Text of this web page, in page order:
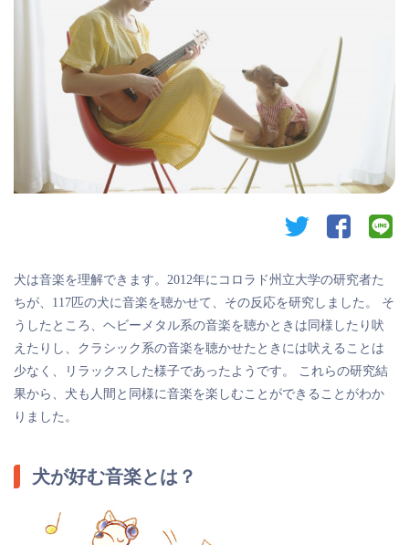
twitter facebook
犬は音楽を理解できます。2012年にコロラド州立大学の研究者た
ちが、117匹の犬に音楽を聴かせて、その反応を研究しました。 そ
うしたところ、ヘビーメタル系の音楽を聴かときは同様したり吠
えたりし、クラシック系の音楽を聴かせたときには吠えることは
少なく、リラックスした様子であったようです。 これらの研究結
果から、犬も人間と同様に音楽を楽しむことができることがわか
りました。
犬が好む音楽とは？